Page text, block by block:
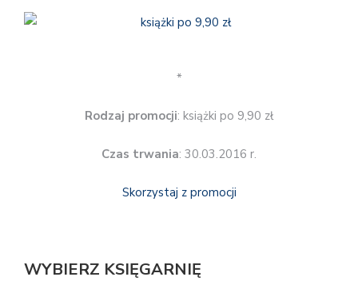
*
Rodzaj promocji: książki po 9,90 zł
Czas trwania: 30.03.2016 r.
Skorzystaj z promocji
WYBIERZ KSIĘGARNIĘ